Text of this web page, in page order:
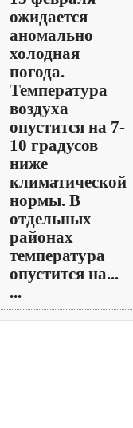
ожидается
аномально
холодная
погода.
Температура
воздуха
опустится на 7-
10 градусов
ниже
климатической
нормы. В
отдельных
районах
температура
опустится на...
...